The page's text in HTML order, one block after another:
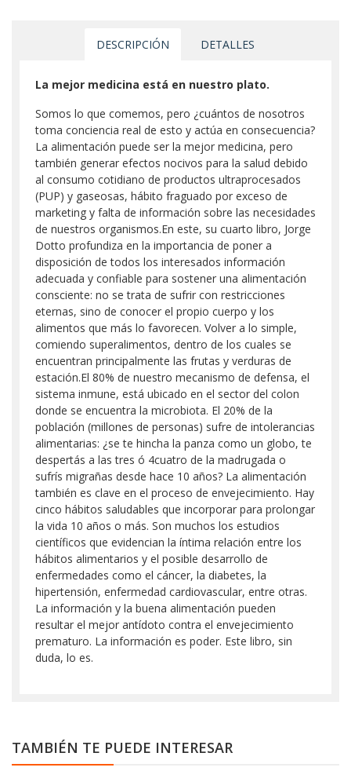
DESCRIPCIÓN DETALLES
La mejor medicina está en nuestro plato.
Somos lo que comemos, pero ¿cuántos de nosotros
toma conciencia real de esto y actúa en consecuencia?
La alimentación puede ser la mejor medicina, pero
también generar efectos nocivos para la salud debido
al consumo cotidiano de productos ultraprocesados
(PUP) y gaseosas, hábito fraguado por exceso de
marketing y falta de información sobre las necesidades
de nuestros organismos.En este, su cuarto libro, Jorge
Dotto profundiza en la importancia de poner a
disposición de todos los interesados información
adecuada y confiable para sostener una alimentación
consciente: no se trata de sufrir con restricciones
eternas, sino de conocer el propio cuerpo y los
alimentos que más lo favorecen. Volver a lo simple,
comiendo superalimentos, dentro de los cuales se
encuentran principalmente las frutas y verduras de
estación.El 80% de nuestro mecanismo de defensa, el
sistema inmune, está ubicado en el sector del colon
donde se encuentra la microbiota. El 20% de la
población (millones de personas) sufre de intolerancias
alimentarias: ¿se te hincha la panza como un globo, te
despertás a las tres ó 4cuatro de la madrugada o
sufrís migrañas desde hace 10 años? La alimentación
también es clave en el proceso de envejecimiento. Hay
cinco hábitos saludables que incorporar para prolongar
la vida 10 años o más. Son muchos los estudios
científicos que evidencian la íntima relación entre los
hábitos alimentarios y el posible desarrollo de
enfermedades como el cáncer, la diabetes, la
hipertensión, enfermedad cardiovascular, entre otras.
La información y la buena alimentación pueden
resultar el mejor antídoto contra el envejecimiento
prematuro. La información es poder. Este libro, sin
duda, lo es.
TAMBIÉN TE PUEDE INTERESAR